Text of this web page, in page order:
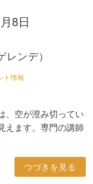
8日
レンデ）
ト情報
、空が澄み切ってい
えます。専門の講師
つづきを見る